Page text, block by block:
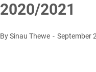
2020/2021
By Sinau Thewe September